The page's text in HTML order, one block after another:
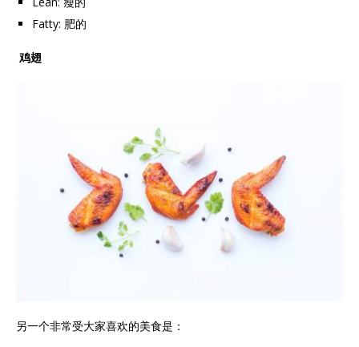
Fatty: 肥的
鸡翅
另一个非常受大家喜欢的美食是：